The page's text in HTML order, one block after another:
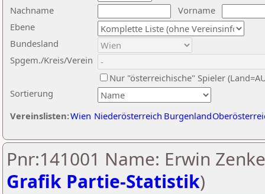
Nachname
Vorname
Ebene
Sortierung
Bundesland
Spgem./Kreis/Verein
Nur "österreichische" Spieler
Vereinslisten:Wien Niederösterreich Burgenland
Pnr:141001 Name: Erwin
Grafik Partie-Statistik)